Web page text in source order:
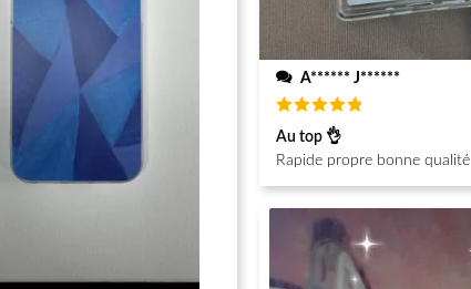
A****** J******
Note
sur 5
Au top 👌
Rapide propre bonne qualité